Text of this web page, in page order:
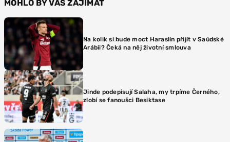
MOHLO BY VÁS ZAJÍMAT
Na kolik si bude moct Haraslín přijít v Saúdské
Arábii? Čeká na něj životní smlouva
Jinde podepisují Salaha, my trpíme Černého,
zlobí se fanoušci Besiktase